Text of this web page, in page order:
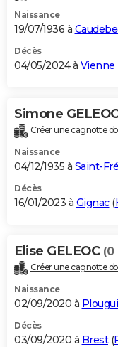
Dictionnaire
Biographies
Citations
Expressions
Proverbes
PROGRAMME TV
S'inscrire
Se connecter
Lycées
Collèges
Primaires
Universités
Entreprises
Service militaire
Avis de recherche
AVIS DE DÉCÈS
Bricolage
Lifestyle
Culture
Sport
Auto
Television
Voyage
Cinema
Naissance
19/07/1936 à
Décès
04/05/2024 à Vienne
Simone
Créer une cagnotte
Naissance
04/12/1935 à Saint-
Décès
16/01/2023 à Gignac(
Elise GELEOC (0
Créer une cagnotte
Naissance
02/09/2020 à
Décès
03/09/2020 à Brest(